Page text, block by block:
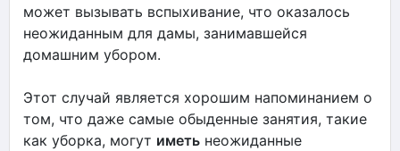
может вызывать вспыхивание, что оказалось
неожиданным для дамы, занимавшейся
домашним убором.
Этот случай является хорошим напоминанием о
том, что даже самые обыденные занятия, такие
как уборка, могут иметь неожиданные